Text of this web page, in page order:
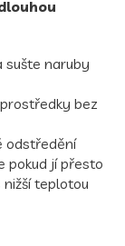
naruby
bez
odstředění
pokud jí přesto
teplotou